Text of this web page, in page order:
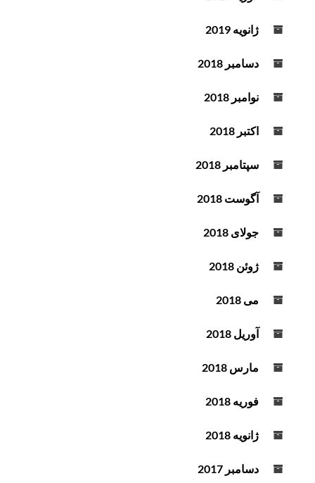
ژانویه 2019
دسامبر 2018
نوامبر 2018
اکتبر 2018
سپتامبر 2018
آگوست 2018
جولای 2018
ژوئن 2018
می 2018
آوریل 2018
مارس 2018
فوریه 2018
ژانویه 2018
دسامبر 2017